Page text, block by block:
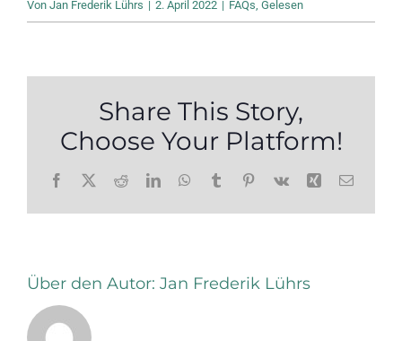
Von Jan Frederik Lührs | 2. April 2022 | FAQs Gelesen
Share This Story,
Choose Your Platform!
Facebook
X RedditLinkedInWhatsApp
TumblrPinterest
Vk Xing E-
Über den Autor: Jan Frederik Lührs